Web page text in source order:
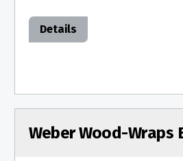
Details
Weber Wood-Wraps